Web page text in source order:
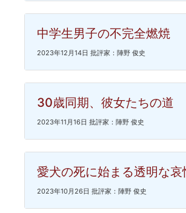
中学生男子の不完全燃焼
2023年12月14日 批評家：陣野 俊史
30歳同期、彼女たちの道
2023年11月16日 批評家：陣野 俊史
愛犬の死に始まる透明な哀
2023年10月26日 批評家：陣野 俊史